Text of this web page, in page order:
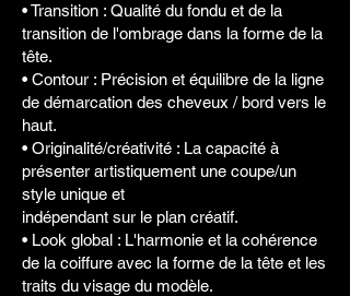
• Transition : Qualité du fondu et de la
transition de l'ombrage dans la forme de la
tête.
• Contour : Précision et équilibre de la ligne
de démarcation des cheveux / bord vers le
haut.
• Originalité/créativité : La capacité à
présenter artistiquement une coupe/un
style unique et
indépendant sur le plan créatif.
• Look global : L'harmonie et la cohérence
de la coiffure avec la forme de la tête et les
traits du visage du modèle.